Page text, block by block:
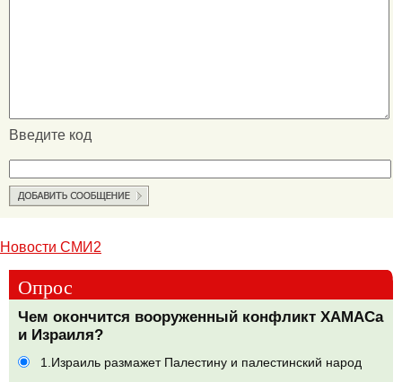
Введите код
Новости СМИ2
Опрос
Чем окончится вооруженный конфликт ХАМАСа
и Израиля?
1.Израиль размажет Палестину и палестинский народ